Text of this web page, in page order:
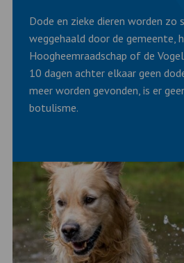
Dode en zieke dieren worden zo
weggehaald door de gemeente,
Hoogheemraadschap of de
10 dagen achter elkaar geen
meer worden gevonden, is er
botulisme.